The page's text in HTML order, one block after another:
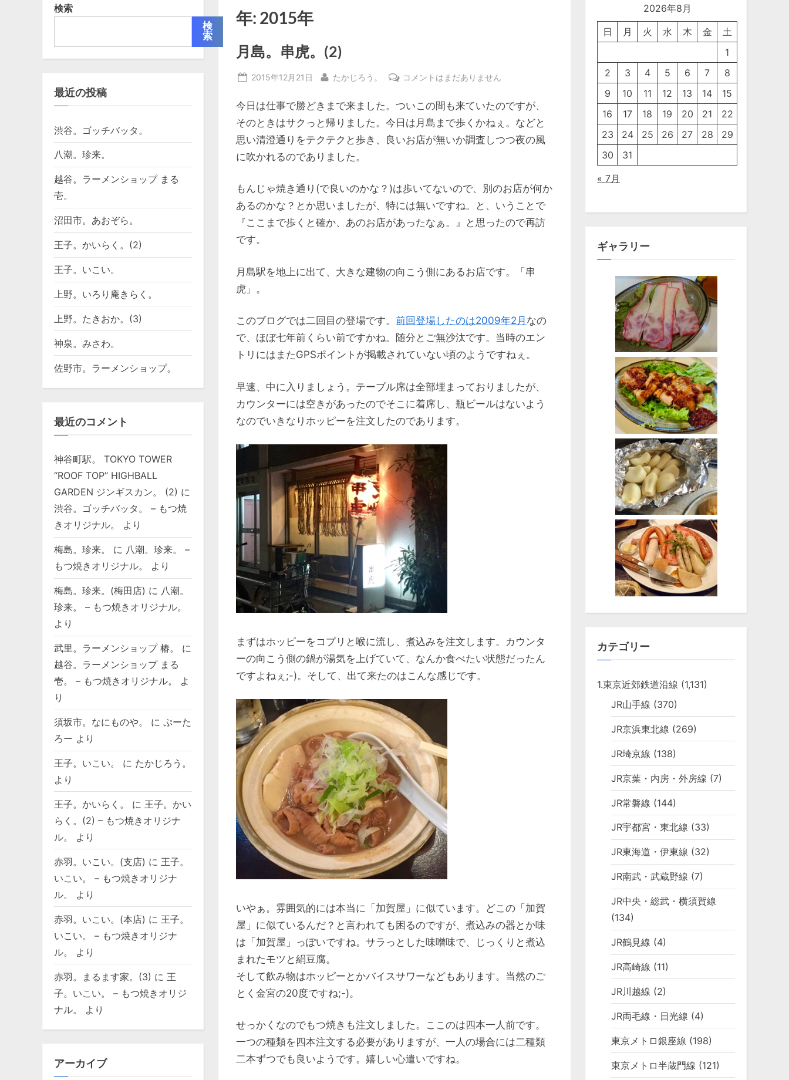
年: 2015年
月島。串虎。(2)
Posted
2015年12月21日 By
たかじろう。
月
串
虎。
(2)
コメントはまだありません
今日は仕事で勝どきまで来ました。ついこの間も来ていたのですが、
そのときはサクっと帰りました。今日は月島まで歩くかねぇ。などと
思い清澄通りをテクテクと歩き、良いお店が無いか調査しつつ夜の風
に吹かれるのでありました。
もんじゃ焼き通り(で良いのかな？)は歩いてないので、別のお店が何か
あるのかな？とか思いましたが、特には無いですね。と、いうことで
『ここまで歩くと確か、あのお店があったなぁ。』と思ったので再訪
です。
月島駅を地上に出て、大きな建物の向こう側にあるお店です。「串
虎」。
このブログでは二回目の登場です。 前回登場したのは2009年2月 なの
で、ほぼ七年前くらい前ですかね。随分とご無沙汰です。当時のエン
トリにはまたGPSポイントが掲載されていない頃のようですねぇ。
早速、中に入りましょう。テーブル席は全部埋まっておりましたが、
カウンターには空きがあったのでそこに着席し、瓶ビールはないよう
なのでいきなりホッピーを注文したのであります。
まずはホッピーをコプリと喉に流し、煮込みを注文します。カウンタ
ーの向こう側の鍋が湯気を上げていて、なんか食べたい状態だったん
ですよねぇ;-)。そして、出て来たのはこんな感じです。
いやぁ。雰囲気的には本当に「加賀屋」に似ています。どこの「加賀
屋」に似ているんだ？と言われても困るのですが、煮込みの器とか味
は「加賀屋」っぽいですね。サラっとした味噌味で、じっくりと煮込
まれたモツと絹豆腐。
そして飲み物はホッピーとかバイスサワーなどもあります。当然のご
とく金宮の20度ですね;-)。
せっかくなのでもつ焼きも注文しました。ここのは四本一人前です。
一つの種類を四本注文する必要がありますが、一人の場合には二種類
二本ずつでも良いようです。嬉しい心遣いですね。
検索
検
索
最近の投稿
渋谷。ゴッチバッタ。
八潮。珍来。
越谷。ラーメンショップ まる
壱。
沼田市。あおぞら。
王子。かいらく。(2)
王子。いこい。
上野。いろり庵きらく。
上野。たきおか。(3)
神泉。みさわ。
佐野市。ラーメンショップ。
最近のコメント
神谷町駅。 TOKYO TOWER
“ROOF TOP” HIGHBALL
GARDEN ジンギスカン。 (2) に
渋谷。ゴッチバッタ。 – もつ焼
きオリジナル。
より
梅島。珍来。 に 八潮。珍来。 –
もつ焼きオリジナル。
より
梅島。珍来。(梅田店) に 八潮。
珍来。 – もつ焼きオリジナル。
より
武里。ラーメンショップ 椿。
に
越谷。ラーメンショップ まる
壱。 – もつ焼きオリジナル。
よ
り
須坂市。なにものや。 に ぷーた
ろー より
王子。いこい。 に たかじろう。
より
王子。かいらく。 に 王子。かい
らく。(2) – もつ焼きオリジナ
ル。
より
赤羽。いこい。(支店) に 王子。
いこい。 – もつ焼きオリジナ
ル。
より
赤羽。いこい。(本店) に 王子。
いこい。 – もつ焼きオリジナ
ル。
より
赤羽。まるます家。(3) に 王
子。いこい。 – もつ焼きオリジ
ナル。
より
アーカイブ
2026年8月
日 月 火 水 木 金
土
1
2
3 4 5 6 7
8
9
10 11 12 13 14
15
16
17 18 19 20 21
22
23
24 25 26 27 28
29
30
31
« 7月
ギャラリー
カテゴリー
1.東京近郊鉄道沿線 (1,131)
JR山手線 (370)
JR京浜東北線 (269)
JR埼京線 (138)
JR京葉・内房・外房線 (7)
JR常磐線 (144)
JR宇都宮・東北線 (33)
JR東海道・伊東線 (32)
JR南武・武蔵野線 (7)
JR中央・総武・横須賀線
(134)
JR鶴見線 (4)
JR高崎線 (11)
JR川越線 (2)
JR両毛線・日光線 (4)
東京メトロ銀座線 (198)
東京メトロ半蔵門線 (121)